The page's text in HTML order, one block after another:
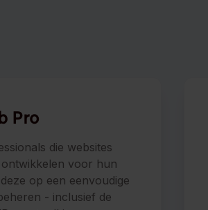
Pro
die websites
voor hun
op een eenvoudige
- inclusief de